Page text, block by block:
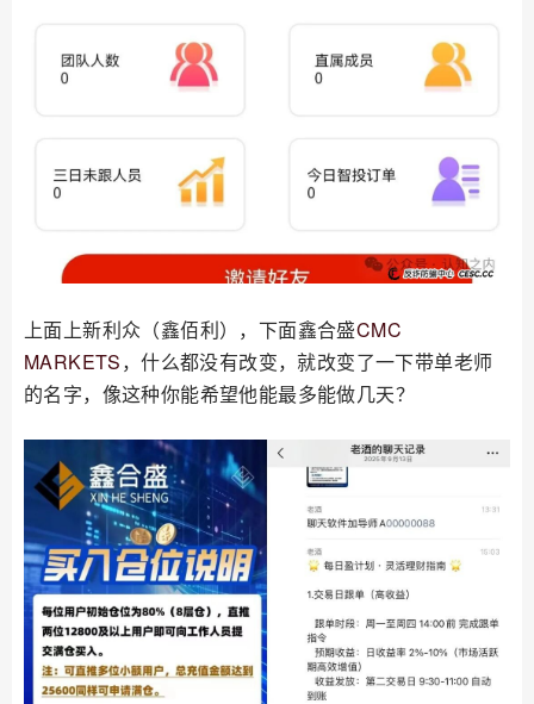
上面上新利众（鑫佰利），下面鑫合盛CMC
MARKETS，什么都没有改变，就改变了一下带单老师
的名字，像这种你能希望他能最多能做几天？